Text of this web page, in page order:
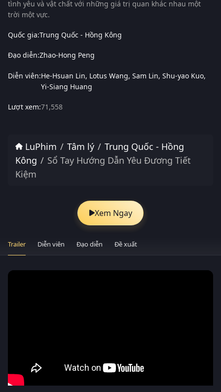
tình yêu và vật chất với những giá trị quan khác nhau một
trời một vực.
Quốc gia:Trung Quốc - Hồng Kông
Đạo diễn:Zhao-Hong Peng
Diễn viên:He-Hsuan Lin Lotus Wang Sam Lin Shu-yao Kuo
Yi-Siang Huang
Lượt xem:71,558
LuPhim Tâm lý
Trung Quốc - Hồng
Kông
Sổ Tay Hướng Dẫn Yêu Đương Tiết
Kiệm
Xem Ngay
Trailer Diễn viên Đạo diễn Đề xuất